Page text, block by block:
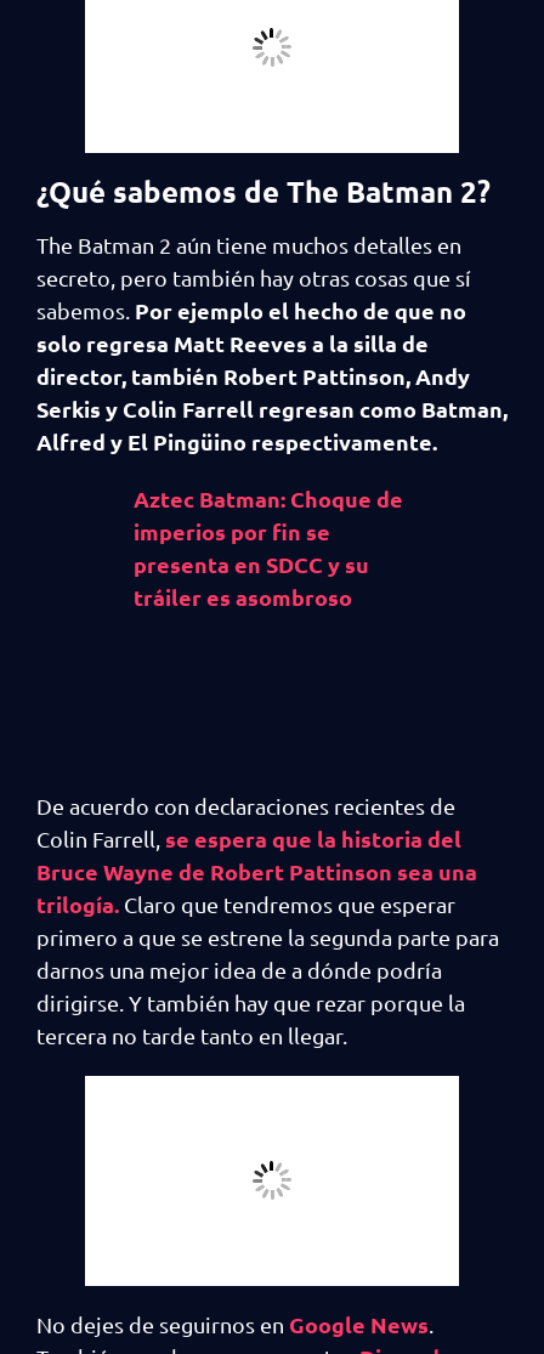
¿Qué sabemos de The Batman 2?
The Batman 2 aún tiene muchos detalles en
secreto, pero también hay otras cosas que sí
sabemos. Por ejemplo el hecho de que no
solo regresa Matt Reeves a la silla de
director, también Robert Pattinson, Andy
Serkis y Colin Farrell regresan como Batman,
Alfred y El Pingüino respectivamente.
Aztec Batman: Choque de
imperios por fin se
presenta en SDCC y su
tráiler es asombroso
De acuerdo con declaraciones recientes de
Colin Farrell, se espera que la historia del
Bruce Wayne de Robert Pattinson sea una
trilogía. Claro que tendremos que esperar
primero a que se estrene la segunda parte para
darnos una mejor idea de a dónde podría
dirigirse. Y también hay que rezar porque la
tercera no tarde tanto en llegar.
No dejes de seguirnos en Google News.